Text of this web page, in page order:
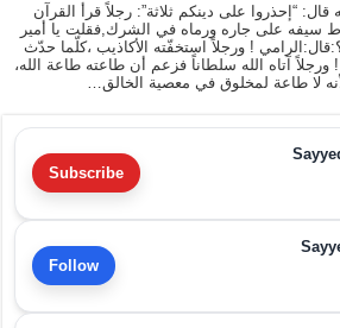
“إحذروا على دينكم ثلاثة”: رجلاً قرأ القرآن
سيفه على جاره ورماه في الشرك,فقلت يا أمير
! ورجلاً استخفّته الأكاذيب ،كلّما حدّث
آتاه الله سلطاناً فزعم أن طاعته طاعة الله،
لا طاعة لمخلوق في معصية الخالق…
Subscribe
Follow